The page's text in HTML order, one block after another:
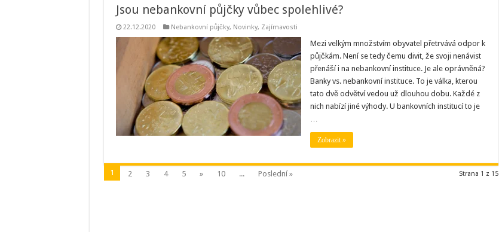
Jsou nebankovní půjčky vůbec spolehlivé?
22.12.2020 Nebankovní půjčky, Novinky, Zajímavosti
Mezi velkým množstvím obyvatel přetrvává odpor k
půjčkám. Není se tedy čemu divit, že svoji nenávist
přenáší i na nebankovní instituce. Je ale oprávněná?
Banky vs. nebankovní instituce. To je válka, kterou
tato dvě odvětví vedou už dlouhou dobu. Každé z
nich nabízí jiné výhody. U bankovních institucí to je
…
Zobrazit »
Strana 1 z 15
1 2 3 4 5 » 10 ... Poslední »